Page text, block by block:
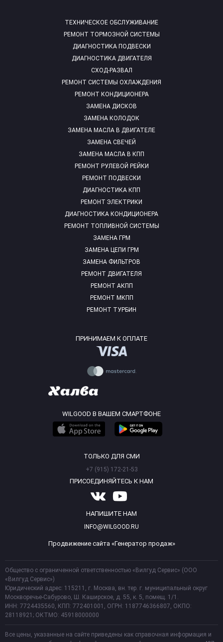
ТЕХНИЧЕСКОЕ ОБСЛУЖИВАНИЕ
РЕМОНТ ТОРМОЗНОЙ СИСТЕМЫ
ДИАГНОСТИКА ПОДВЕСКИ
ДИАГНОСТИКА ДВИГАТЕЛЯ
СХОД-РАЗВАЛ
РЕМОНТ СИСТЕМЫ ОХЛАЖДЕНИЯ
РЕМОНТ КОНДИЦИОНЕРА
ЗАМЕНА ДИСКОВ
ЗАМЕНА КОЛОДОК
ЗАМЕНА МАСЛА В ДВИГАТЕЛЕ
ЗАМЕНА СВЕЧЕЙ
ЗАМЕНА МАСЛА В КПП
РЕМОНТ РУЛЕВОЙ РЕЙКИ
РЕМОНТ ПОДВЕСКИ
ДИАГНОСТИКА КПП
РЕМОНТ ЭЛЕКТРИКИ
ДИАГНОСТИКА КОНДИЦИОНЕРА
РЕМОНТ ТОПЛИВНОЙ СИСТЕМЫ
ЗАМЕНА ГРМ
ЗАМЕНА ЦЕПИ ГРМ
ЗАМЕНА ФИЛЬТРОВ
РЕМОНТ ДВИГАТЕЛЯ
РЕМОНТ АКПП
РЕМОНТ МКПП
РЕМОНТ ТУРБИН
ПРИНИМАЕМ К ОПЛАТЕ
WILGOOD В ВАШЕМ СМАРТФОНЕ
ТОЛЬКО ДЛЯ СМИ
+7 (915) 172-21-53
ПРИСОЕДИНЯЙТЕСЬ К НАМ
НАПИШИТЕ НАМ
INFO@WILGOOD.RU
Продвижение сайта «Генератор продаж»
Общество с ограниченной ответственностью «Вилгуд Сервис» (ООО
«Вилгуд Сервис»)
Юридический адрес: 115211, г. Москва, вн. тер. г. муниципальный округ
Москворечье-Сабурово, Ш. Каширское, д. 55, к. 5, помещ. 1/1.
ИНН: 7724435560, КПП: 772401001, ОГРН: 1187746366807, ОКПО:
28118921; ОКТМО: 45918000000
Все цены, указанные на сайте приведены как справочная информация и